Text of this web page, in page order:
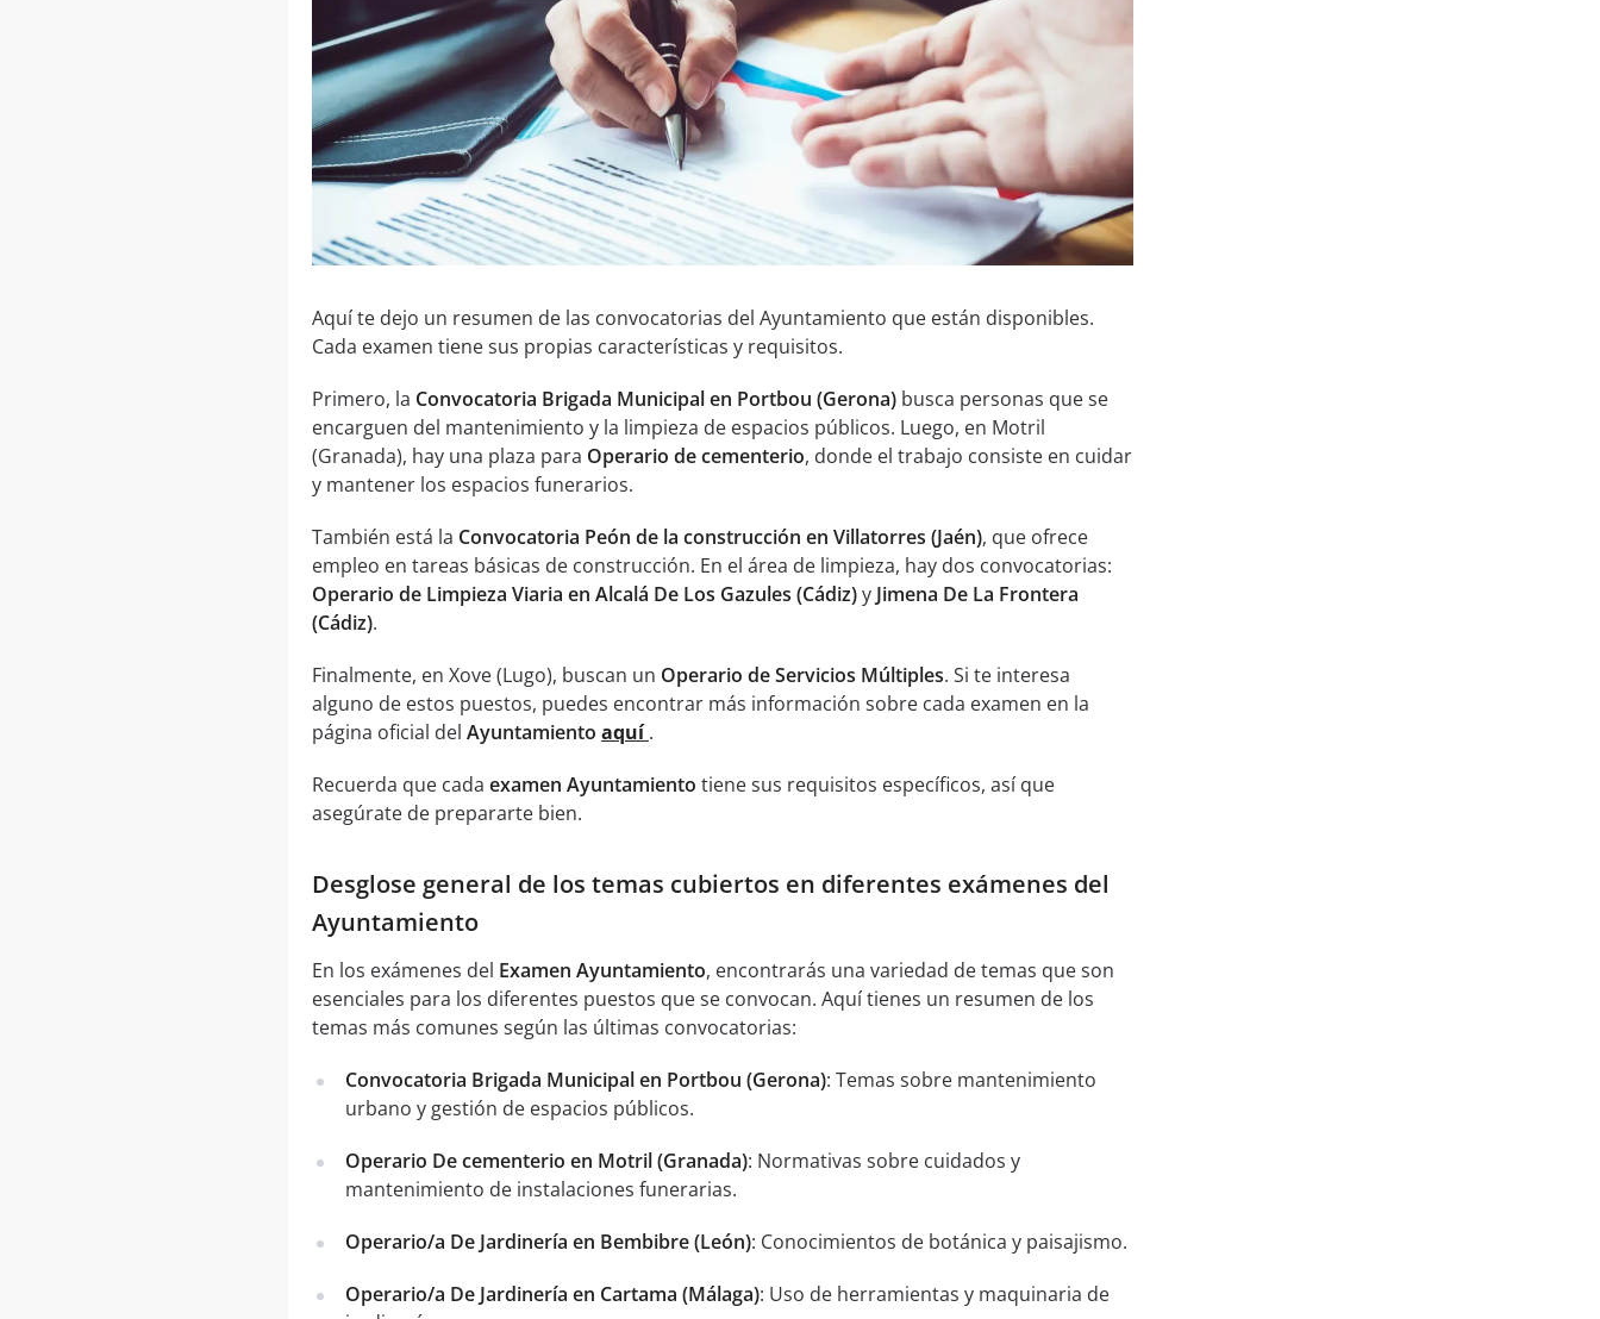
Aquí te dejo un resumen de las convocatorias del Ayuntamiento que están disponibles.
Cada examen tiene sus propias características y requisitos.
Primero, la Convocatoria Brigada Municipal en Portbou (Gerona)busca personas que se
encarguen del mantenimiento y la limpieza de espacios públicos. Luego, en Motril
(Granada), hay una plaza para Operario de cementerio, donde el trabajo consiste en cuidar
y mantener los espacios funerarios.
También está la Convocatoria Peón de la construcción en Villatorres (Jaén), que ofrece
empleo en tareas básicas de construcción. En el área de limpieza, hay dos convocatorias:
Operario de Limpieza Viaria en Alcalá De Los Gazules (Cádiz)y Jimena De La Frontera
(Cádiz).
Finalmente, en Xove (Lugo), buscan un Operario de Servicios Múltiples. Si te interesa
alguno de estos puestos, puedes encontrar más información sobre cada examen en la
página oficial del Ayuntamiento aquí.
Recuerda que cada examen Ayuntamiento tiene sus requisitos específicos, así que
asegúrate de prepararte bien.
Desglose general de los temas cubiertos en diferentes exámenes del
Ayuntamiento
En los exámenes del Examen Ayuntamiento, encontrarás una variedad de temas que son
esenciales para los diferentes puestos que se convocan. Aquí tienes un resumen de los
temas más comunes según las últimas convocatorias:
Convocatoria Brigada Municipal en Portbou (Gerona): Temas sobre mantenimiento
urbano y gestión de espacios públicos.
Operario De cementerio en Motril (Granada): Normativas sobre cuidados y
mantenimiento de instalaciones funerarias.
Operario/a De Jardinería en Bembibre (León): Conocimientos de botánica y paisajismo.
Operario/a De Jardinería en Cartama (Málaga): Uso de herramientas y maquinaria de